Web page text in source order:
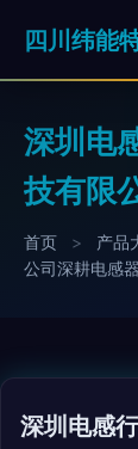
深圳电
技有限
首页 > 产品
公司深耕电感
深圳电感